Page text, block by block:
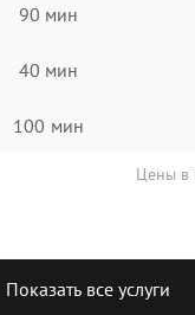
90 мин
40 мин
100 мин
Цены в
Показать все услуги